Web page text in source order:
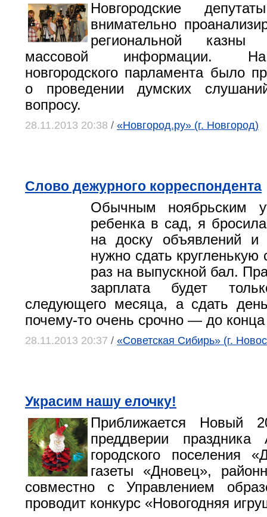
Новгородские
внимательно
региональной казны
массовой информации.
новгородского парламента было
о проведении думских
вопросу.
28.11.2013 20:38 / «Новгород.ру» (г. Новгород)
Слово дежурного корреспондента
Обычным ноябрьским
ребенка в сад, я
на доску объявлений и
нужно сдать
раз на выпускной бал.
зарплата будет
следующего месяца, а сдать
почему-то очень срочно — до
28.11.2013 20:37 / «Советская Сибирь» (г.
Украсим нашу елочку!
Приближается Новый
преддверии праздника
городского поселения
газеты «Дновец»,
совместно с Управлением
проводит конкурс «Новогодняя